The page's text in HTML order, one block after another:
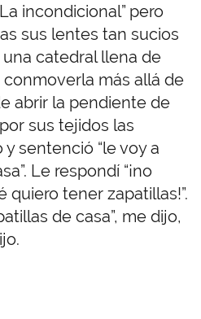
incondicional” pero
sus lentes tan sucios
catedral llena de
más allá de
abrir la pendiente de
sus tejidos las
y sentenció “le voy a
Le respondí “¡no
quiero tener zapatillas!”.
de casa”, me dijo,